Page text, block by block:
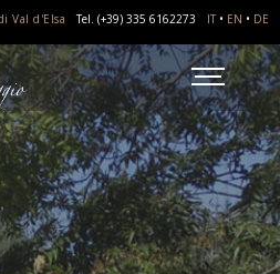
IT • EN • DE
Tel. (+39) 335 6162273
Val d'Elsa